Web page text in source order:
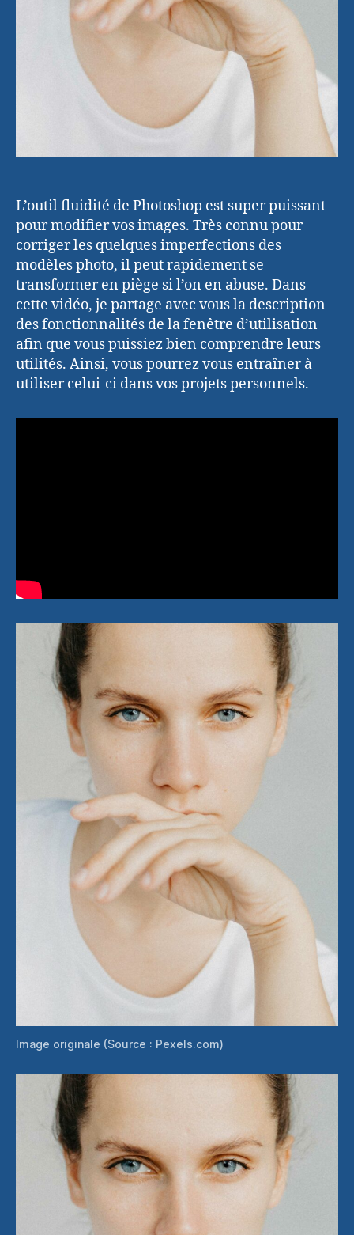
L’outil fluidité de Photoshop est super puissant
pour modifier vos images. Très connu pour
corriger les quelques imperfections des
modèles photo, il peut rapidement se
transformer en piège si l’on en abuse. Dans
cette vidéo, je partage avec vous la description
des fonctionnalités de la fenêtre d’utilisation
afin que vous puissiez bien comprendre leurs
utilités. Ainsi, vous pourrez vous entraîner à
utiliser celui-ci dans vos projets personnels.
Image originale (Source : Pexels.com)